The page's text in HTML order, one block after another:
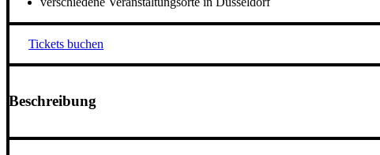
Tickets buchen
Beschreibung